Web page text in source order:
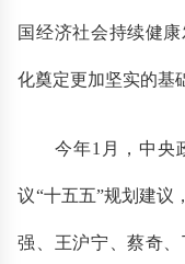
国经济社会持续健
化奠定更加坚实的基
今年1月，中央政
议“十五五”规划建议
强、王沪宁、蔡奇